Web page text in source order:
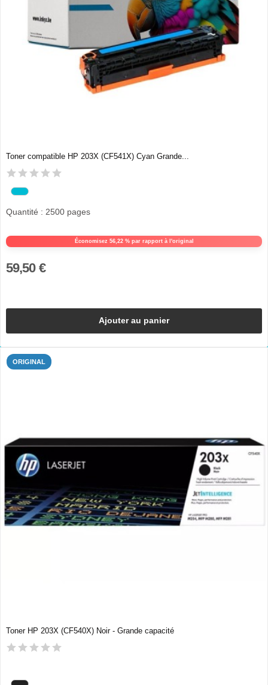
Toner compatible HP 203X (CF541X) Cyan Grande...
Économisez 56,22 % par rapport à l'original
Quantité : 2500 pages
59,50 €
Ajouter au panier
ORIGINAL
Toner HP 203X (CF540X) Noir - Grande capacité